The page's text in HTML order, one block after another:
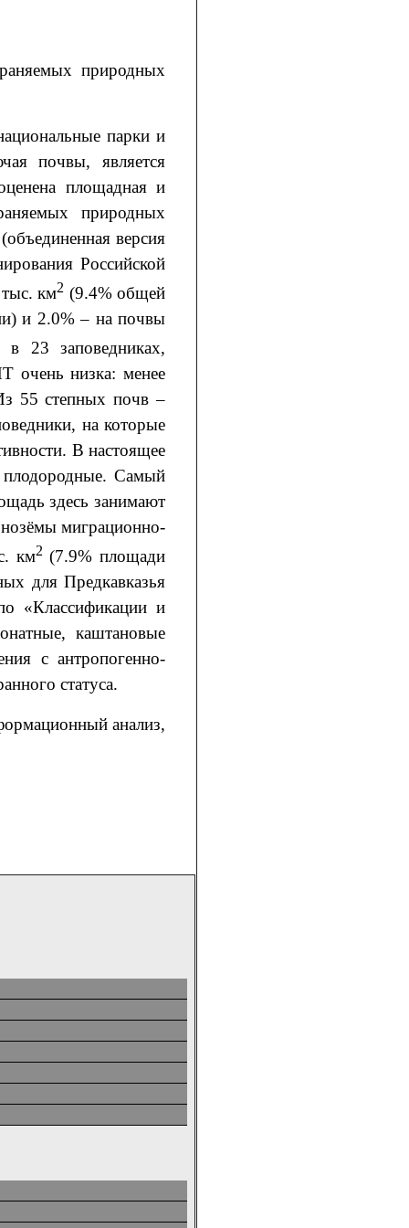
природных
парки и
почвы, является
площадная и
природных
версия
Российской
км2 (9.4% общей
и 2.0% – на почвы
23 заповедниках,
очень низка: менее
55 степных почв –
на которые
В настоящее
плодородные. Самый
здесь занимают
миграционно-
км2(7.9% площади
для Предкавказья
«Классификации и
каштановые
с антропогенно-
статуса.
анализ,